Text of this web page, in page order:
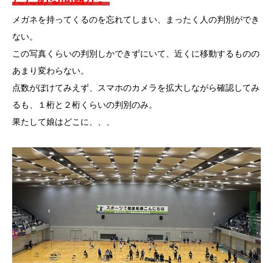
メガネを持ってくるのを忘れてしまい、まったく人の判別ができ
ない。
この写真くらいの判別しかできずにいて、近くに移動するものの
あまり変わらない。
点数がぼけてみえず、スマホのカメラを拡大しながら確認してみ
るも、１桁と２桁くらいの判別のみ。
果たして娘はどこに、、、